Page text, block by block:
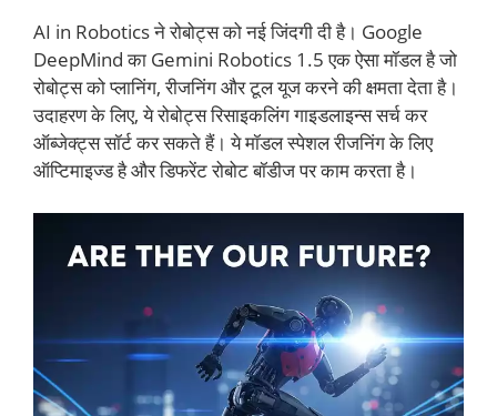
AI in Robotics ने रोबोट्स को नई जिंदगी दी है। Google
DeepMind का Gemini Robotics 1.5 एक ऐसा मॉडल है जो
रोबोट्स को प्लानिंग, रीजनिंग और टूल यूज करने की क्षमता देता है।
उदाहरण के लिए, ये रोबोट्स रिसाइकलिंग गाइडलाइन्स सर्च कर
ऑब्जेक्ट्स सॉर्ट कर सकते हैं। ये मॉडल स्पेशल रीजनिंग के लिए
ऑप्टिमाइज्ड है और डिफरेंट रोबोट बॉडीज पर काम करता है।